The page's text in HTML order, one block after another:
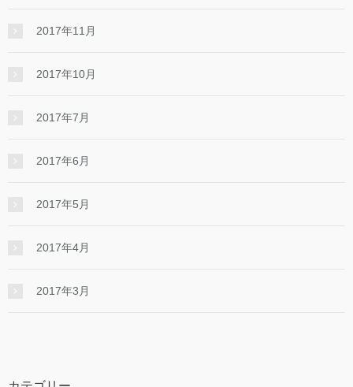
2017年11月
2017年10月
2017年7月
2017年6月
2017年5月
2017年4月
2017年3月